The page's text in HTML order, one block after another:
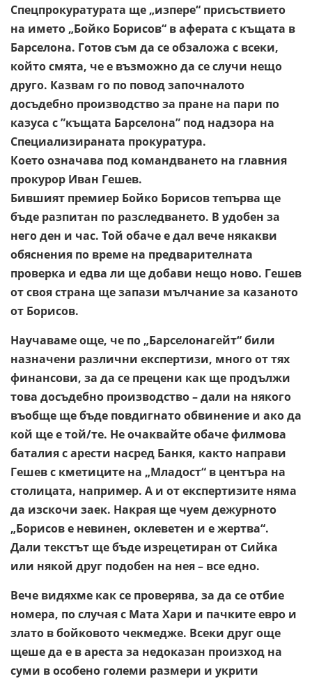
Спецпрокуратурата ще „изпере“ присъствието
на името „Бойко Борисов“ в аферата с къщата в
Барселона. Готов съм да се обзаложа с всеки,
който смята, че е възможно да се случи нещо
друго. Казвам го по повод започналото
досъдебно производство за пране на пари по
казуса с ”къщата Барселона” под надзора на
Специализираната прокуратура.
Което означава под командването на главния
прокурор Иван Гешев.
Бившият премиер Бойко Борисов тепърва ще
бъде разпитан по разследването. В удобен за
него ден и час. Той обаче е дал вече някакви
обяснения по време на предварителната
проверка и едва ли ще добави нещо ново. Гешев
от своя страна ще запази мълчание за казаното
от Борисов.
Научаваме още, че по „Барселонагейт“ били
назначени различни експертизи, много от тях
финансови, за да се прецени как ще продължи
това досъдебно производство – дали на някого
въобще ще бъде повдигнато обвинение и ако да
кой ще е той/те. Не очаквайте обаче филмова
баталия с арести насред Банкя, както направи
Гешев с кметиците на „Младост“ в центъра на
столицата, например. А и от експертизите няма
да изскочи заек. Накрая ще чуем дежурното
„Борисов е невинен, оклеветен и е жертва“.
Дали текстът ще бъде изрецетиран от Сийка
или някой друг подобен на нея – все едно.
Вече видяхме как се проверява, за да се отбие
номера, по случая с Мата Хари и пачките евро и
злато в бойковото чекмедже. Всеки друг още
щеше да е в ареста за недоказан произход на
суми в особено големи размери и укрити